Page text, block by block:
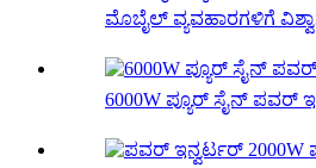
ಮೊಬೈಲ್ ವ್ಯವಹಾರಗಳಿಗೆ
6000W ಪ್ಯೂರ್ ಸೈನ್ ಪವರ್